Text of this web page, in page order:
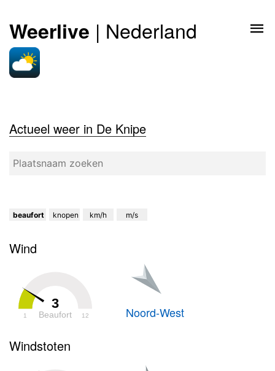
Weerlive | Nederland
Actueel weer in De Knipe
beaufort knopen km/h m/s
Wind
3
Beaufort
1 12 Noord-West
Windstoten